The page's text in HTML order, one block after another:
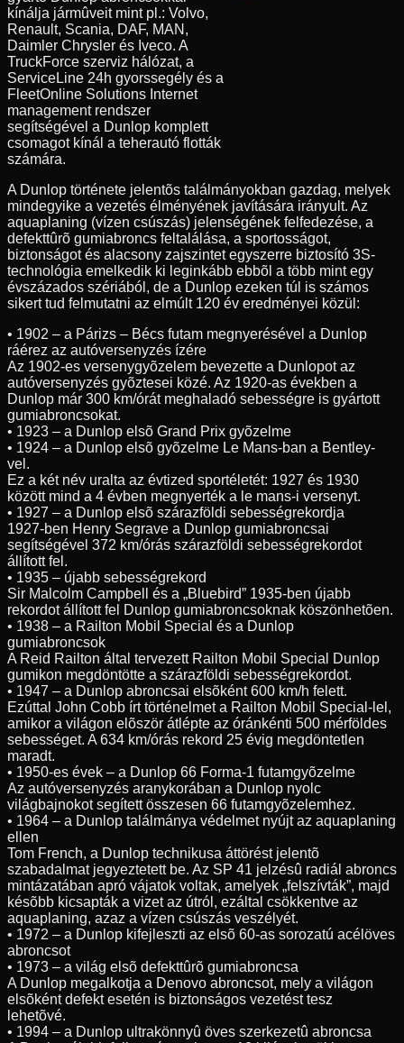
kínálja jármûveit mint pl.: Volvo,
Renault, Scania, DAF, MAN,
Daimler Chrysler és Iveco. A
TruckForce szerviz hálózat, a
ServiceLine 24h gyorssegély és a
FleetOnline Solutions Internet
management rendszer
segítségével a Dunlop komplett
csomagot kínál a teherautó flották
számára.
A Dunlop története jelentõs találmányokban gazdag, melyek
mindegyike a vezetés élményének javítására irányult. Az
aquaplaning (vízen csúszás) jelenségének felfedezése, a
defekttûrõ gumiabroncs feltalálása, a sportosságot,
biztonságot és alacsony zajszintet egyszerre biztosító 3S-
technológia emelkedik ki leginkább ebbõl a több mint egy
évszázados szériából, de a Dunlop ezeken túl is számos
sikert tud felmutatni az elmúlt 120 év eredményei közül:
• 1902 – a Párizs – Bécs futam megnyerésével a Dunlop
ráérez az autóversenyzés ízére
Az 1902-es versenygyõzelem bevezette a Dunlopot az
autóversenyzés gyõztesei közé. Az 1920-as években a
Dunlop már 300 km/órát meghaladó sebességre is gyártott
gumiabroncsokat.
• 1923 – a Dunlop elsõ Grand Prix gyõzelme
• 1924 – a Dunlop elsõ gyõzelme Le Mans-ban a Bentley-
vel.
Ez a két név uralta az évtized sportéletét: 1927 és 1930
között mind a 4 évben megnyerték a le mans-i versenyt.
• 1927 – a Dunlop elsõ szárazföldi sebességrekordja
1927-ben Henry Segrave a Dunlop gumiabroncsai
segítségével 372 km/órás szárazföldi sebességrekordot
állított fel.
• 1935 – újabb sebességrekord
Sir Malcolm Campbell és a „Bluebird” 1935-ben újabb
rekordot állított fel Dunlop gumiabroncsoknak köszönhetõen.
• 1938 – a Railton Mobil Special és a Dunlop
gumiabroncsok
A Reid Railton által tervezett Railton Mobil Special Dunlop
gumikon megdöntötte a szárazföldi sebességrekordot.
• 1947 – a Dunlop abroncsai elsõként 600 km/h felett.
Ezúttal John Cobb írt történelmet a Railton Mobil Special-lel,
amikor a világon elõször átlépte az óránkénti 500 mérföldes
sebességet. A 634 km/órás rekord 25 évig megdöntetlen
maradt.
• 1950-es évek – a Dunlop 66 Forma-1 futamgyõzelme
Az autóversenyzés aranykorában a Dunlop nyolc
világbajnokot segített összesen 66 futamgyõzelemhez.
• 1964 – a Dunlop találmánya védelmet nyújt az aquaplaning
ellen
Tom French, a Dunlop technikusa áttörést jelentõ
szabadalmat jegyeztetett be. Az SP 41 jelzésû radiál abroncs
mintázatában apró vájatok voltak, amelyek „felszívták”, majd
késõbb kicsapták a vizet az útról, ezáltal csökkentve az
aquaplaning, azaz a vízen csúszás veszélyét.
• 1972 – a Dunlop kifejleszti az elsõ 60-as sorozatú acélöves
abroncsot
• 1973 – a világ elsõ defekttûrõ gumiabroncsa
A Dunlop megalkotja a Denovo abroncsot, mely a világon
elsõként defekt esetén is biztonságos vezetést tesz
lehetõvé.
• 1994 – a Dunlop ultrakönnyû öves szerkezetû abroncsa